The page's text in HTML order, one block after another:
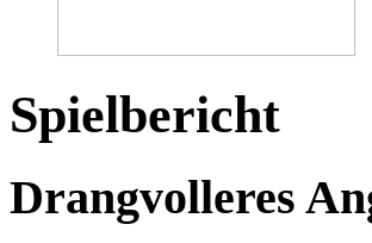
Spielbericht
Drangvolleres